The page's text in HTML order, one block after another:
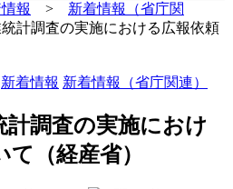
報 > 新着情報（省庁関
計調査の実施における広報依頼
新着情報 新着情報（省庁関連）
計調査の実施におけ
（経産省）